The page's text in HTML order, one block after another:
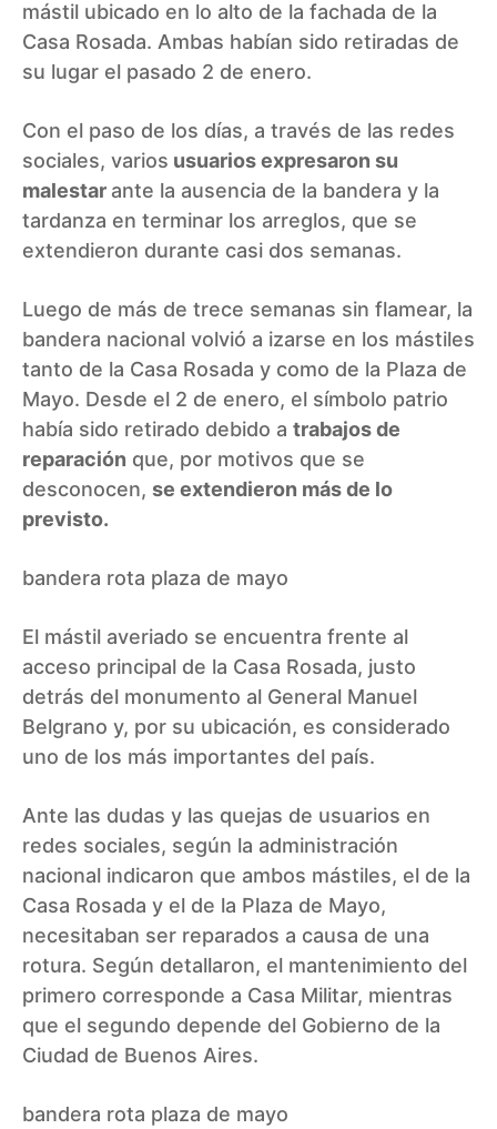
mástil ubicado en lo alto de la fachada de la
Casa Rosada. Ambas habían sido retiradas de
su lugar el pasado 2 de enero.
Con el paso de los días, a través de las redes
sociales, varios usuarios expresaron su
malestar ante la ausencia de la bandera y la
tardanza en terminar los arreglos, que se
extendieron durante casi dos semanas.
Luego de más de trece semanas sin flamear, la
bandera nacional volvió a izarse en los mástiles
tanto de la Casa Rosada y como de la Plaza de
Mayo. Desde el 2 de enero, el símbolo patrio
había sido retirado debido a trabajos de
reparación que, por motivos que se
desconocen, se extendieron más de lo
previsto.
bandera rota plaza de mayo
El mástil averiado se encuentra frente al
acceso principal de la Casa Rosada, justo
detrás del monumento al General Manuel
Belgrano y, por su ubicación, es considerado
uno de los más importantes del país.
Ante las dudas y las quejas de usuarios en
redes sociales, según la administración
nacional indicaron que ambos mástiles, el de la
Casa Rosada y el de la Plaza de Mayo,
necesitaban ser reparados a causa de una
rotura. Según detallaron, el mantenimiento del
primero corresponde a Casa Militar, mientras
que el segundo depende del Gobierno de la
Ciudad de Buenos Aires.
bandera rota plaza de mayo